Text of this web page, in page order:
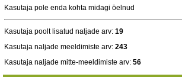
Kasutaja pole enda kohta midagi öelnud
Kasutaja poolt lisatud naljade arv: 19
Kasutaja naljade meeldimiste arv: 243
Kasutaja naljade mitte-meeldimiste arv: 56